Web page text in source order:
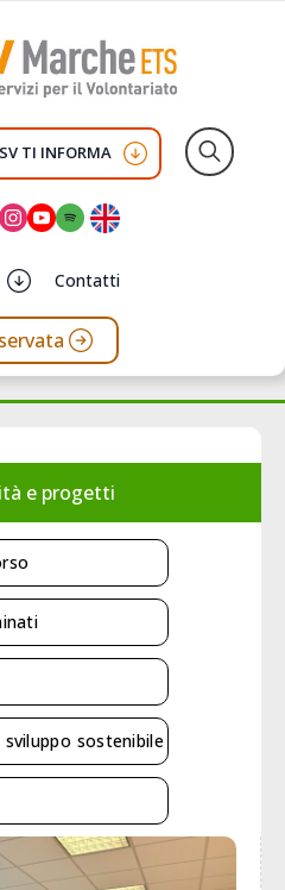
TI INFORMA
Contatti
e progetti
sostenibile